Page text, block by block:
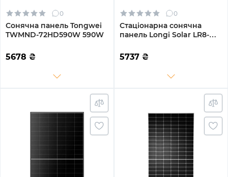
0
Сонячна панель Tongwei
TWMND-72HD590W 590W
5678 ₴
0
Стаціонарна сонячна
панель Longi Solar LR8-
5737 ₴